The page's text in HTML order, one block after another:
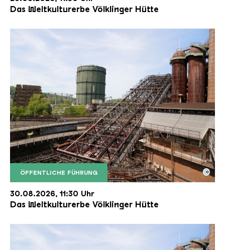
Das Weltkulturerbe Völklinger Hütte
ÖFFENTLICHE FÜHRUNG
Der Erzschrägaufzug der Völklinger Hütte mit
Copyright: Weltkulturerbe Völklinger Hütte | Karl
©
30.08.2026, 11:30 Uhr
Das Weltkulturerbe Völklinger Hütte